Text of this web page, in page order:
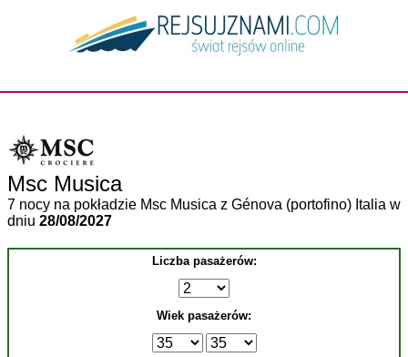
Msc Musica
7 nocy na pokładzie Msc Musica z Génova (portofino) Italia w
dniu 28/08/2027
Liczba pasażerów:
Wiek pasażerów: